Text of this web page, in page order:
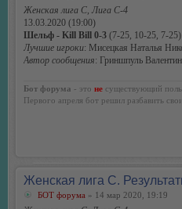
Женская лига С, Лига С-4
13.03.2020 (19:00)
Шельф - Kill Bill 0-3 (7-25, 10-25, 7-25)
Лучшие игроки: Мисецкая Наталья
Автор сообщения: Гриншпуль
Бот форума - это не существующий
Первого апреля бот решил разбавить
Женская лига С.
БОТ форума » 14 мар 2020, 19:19